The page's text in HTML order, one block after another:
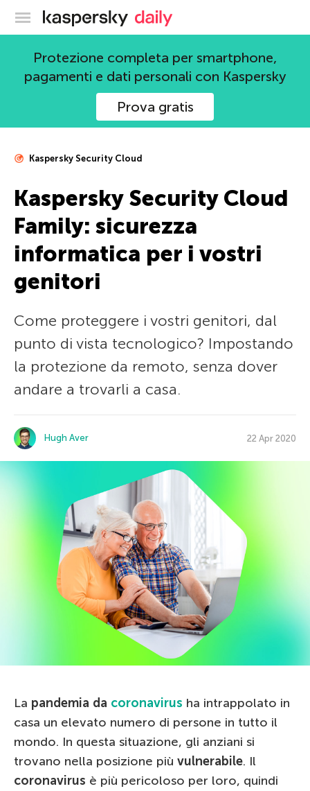
Blog ufficiale di Kaspersky
Protezione completa per smartphone,
pagamenti e dati personali con Kaspersky
Prova gratis
Kaspersky Security Cloud
Kaspersky Security Cloud
Family: sicurezza
informatica per i vostri
genitori
Come proteggere i vostri genitori, dal
punto di vista tecnologico? Impostando
la protezione da remoto, senza dover
andare a trovarli a casa.
Hugh Aver 22 Apr 2020
La pandemia da coronavirus ha intrappolato in
casa un elevato numero di persone in tutto il
mondo. In questa situazione, gli anziani si
trovano nella posizione più vulnerabile. Il
coronavirus è più pericoloso per loro, quindi